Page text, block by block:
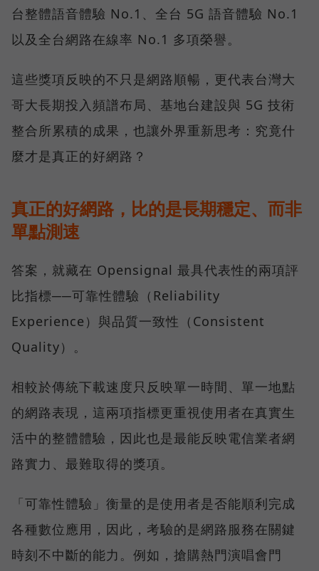
台整體語音體驗 No.1、全台 5G 語音體驗 No.1
以及全台網路在線率 No.1 多項榮譽。
這些獎項反映的不只是網路順暢，更代表台灣大
哥大長期投入頻譜布局、基地台建設與 5G 技術
整合所累積的成果，也讓外界重新思考：究竟什
麼才是真正的好網路？
真正的好網路，比的是長期穩定、而非
單點測速
答案，就藏在 Opensignal 最具代表性的兩項評
比指標──可靠性體驗（Reliability
Experience）與品質一致性（Consistent
Quality）。
相較於傳統下載速度只反映單一時間、單一地點
的網路表現，這兩項指標更重視使用者在真實生
活中的整體體驗，因此也是最能反映電信業者網
路實力、最難取得的獎項。
「可靠性體驗」衡量的是使用者是否能順利完成
各種數位應用，因此，考驗的是網路服務在關鍵
時刻不中斷的能力。例如，搶購熱門演唱會門